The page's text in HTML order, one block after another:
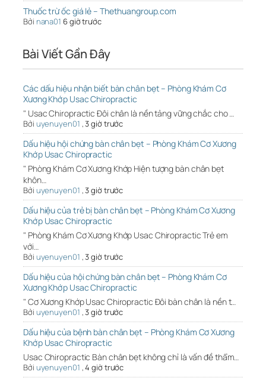
Thuốc trừ ốc giá lẻ – Thethuangroup.com
Bởi nana01 6 giờ trước
Bài Viết Gần Đây
Các dấu hiệu nhận biết bàn chân bẹt – Phòng Khám Cơ
Xương Khớp Usac Chiropractic
" Usac Chiropractic Đôi chân là nền tảng vững chắc cho …
Bởi uyenuyen01 ,3 giờ trước
Dấu hiệu hội chứng bàn chân bẹt – Phòng Khám Cơ Xương
Khớp Usac Chiropractic
" Phòng Khám Cơ Xương Khớp Hiện tượng bàn chân bẹt
khôn…
Bởi uyenuyen01 ,3 giờ trước
Dấu hiệu của trẻ bị bàn chân bẹt – Phòng Khám Cơ Xương
Khớp Usac Chiropractic
" Phòng Khám Cơ Xương Khớp Usac Chiropractic Trẻ em
với…
Bởi uyenuyen01 ,3 giờ trước
Dấu hiệu của hội chứng bàn chân bẹt – Phòng Khám Cơ
Xương Khớp Usac Chiropractic
" Cơ Xương Khớp Usac Chiropractic Đôi bàn chân là nền t…
Bởi uyenuyen01 ,3 giờ trước
Dấu hiệu của bệnh bàn chân bẹt – Phòng Khám Cơ Xương
Khớp Usac Chiropractic
Usac Chiropractic Bàn chân bẹt không chỉ là vấn đề thẩm…
Bởi uyenuyen01 ,4 giờ trước